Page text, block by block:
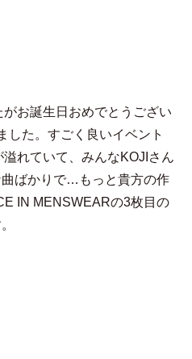
お誕生日おめでとうござい
した。すごく良いイベント
れていて、みんなKOJIさん
ばかりで…もっと貴方の作
IN MENSWEARの3枚目の